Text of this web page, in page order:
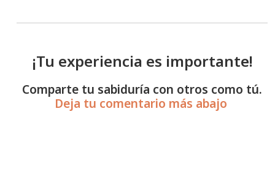
¡Tu experiencia es importante!
Comparte tu sabiduría con otros como tú.
Deja tu comentario más abajo